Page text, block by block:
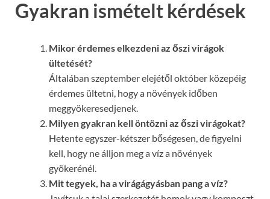
Gyakran ismételt kérdések
Mikor érdemes elkezdeni az őszi virágok
ültetését?
Általában szeptember elejétől október közepéig
érdemes ültetni, hogy a növények időben
meggyökeresedjenek.
Milyen gyakran kell öntözni az őszi virágokat?
Hetente egyszer-kétszer bőségesen, de figyelni
kell, hogy ne álljon meg a víz a növények
gyökerénél.
Mit tegyek, ha a virágágyásban pang a víz?